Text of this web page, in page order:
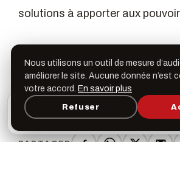
solutions à apporter aux
En partenariat avec les Ami·es de
Réunion
PARTAGER
L’appli Léspas
Programme, favoris & rappels sur votre
Nous utilisons un outil de mesure
améliorer le site. Aucune donnée n’est
votre accord. En savoir plus
Refuser